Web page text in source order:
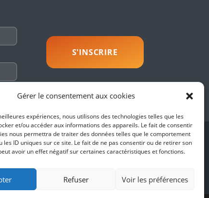
Gérer le consentement aux cookies
expériences, nous utilisons des technologies telles que les
et/ou accéder aux informations des appareils. Le fait de consentir
nous permettra de traiter des données telles que le comportement
les ID uniques sur ce site. Le fait de ne pas consentir ou de retirer son
avoir un effet négatif sur certaines caractéristiques et fonctions.
Refuser Voir les préférences
SUIVEZ-NOUS